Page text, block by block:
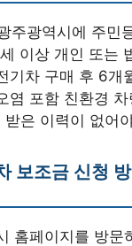
주광역시에 주민
이상 개인 또는
기차 구매 후 6개
염 포함 친환경
받은 이력이 없어
보조금 신청
홈페이지를 방문